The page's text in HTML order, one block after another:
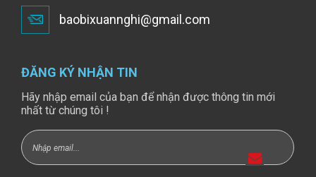
baobixuannghi@gmail.com
ĐĂNG KÝ NHẬN TIN
Hãy nhập email của bạn để nhận được thông tin mới
nhất từ chúng tôi !